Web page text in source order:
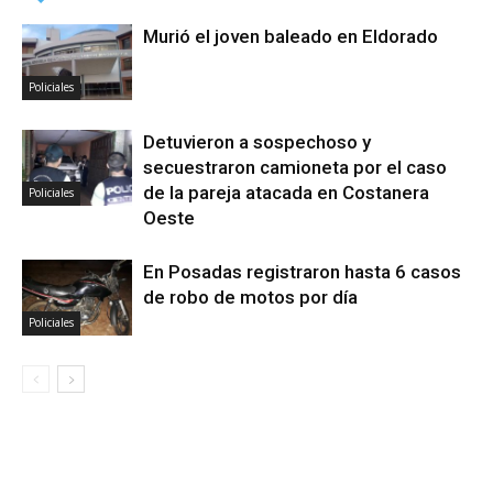
Policiales
Murió el joven baleado en Eldorado
Policiales
Detuvieron a sospechoso y
secuestraron camioneta por el caso
de la pareja atacada en Costanera
Oeste
Policiales
En Posadas registraron hasta 6 casos
de robo de motos por día